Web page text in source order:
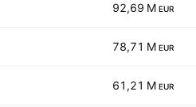
92,69 M EUR
78,71 M EUR
61,21 M EUR